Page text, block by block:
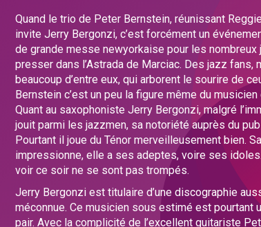
Quand le trio de Peter Bernstein, réunissant
invite Jerry Bergonzi, c’est forcément un
de grande messe newyorkaise pour les
presser dans l’Astrada de Marciac. Des jazz fans,
beaucoup d’entre eux, qui arborent le sourire de
Bernstein c’est un peu la figure même du
Quant au saxophoniste Jerry Bergonzi, malgré
jouit parmi les jazzmen, sa notoriété auprès du
Pourtant il joue du Ténor merveilleusement bien.
impressionne, elle a ses adeptes, voire ses
voir ce soir ne se sont pas trompés.
Jerry Bergonzi est titulaire d’une discographie
méconnue. Ce musicien sous estimé est pourtant
pair. Avec la complicité de l’excellent guitariste